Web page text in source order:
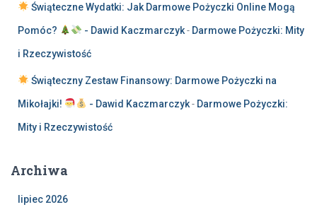
Świąteczne Wydatki: Jak Darmowe Pożyczki Online Mogą
Pomóc? - Dawid Kaczmarczyk- Darmowe Pożyczki: Mity
i Rzeczywistość
Świąteczny Zestaw Finansowy: Darmowe Pożyczki na
Mikołajki! - Dawid Kaczmarczyk- Darmowe Pożyczki:
Mity i Rzeczywistość
Archiwa
lipiec 2026